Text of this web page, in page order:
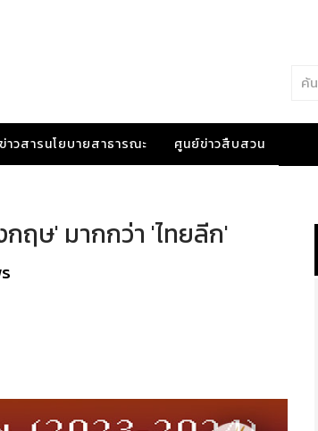
าวสารนโยบายสาธารณะ ศูนย์ข่าวสืบสวน
ฤษ' มากกว่า 'ไทยลีก'